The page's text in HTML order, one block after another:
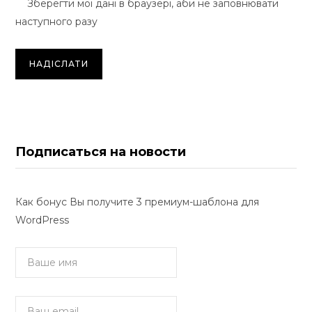
Зберегти мої дані в браузері, аби не заповнювати
наступного разу
Подписаться на новости
Как бонус Вы получите 3 премиум-шаблона для
WordPress